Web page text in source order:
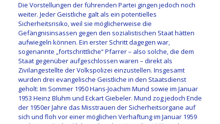
Die Vorstellungen der führenden Partei gingen jedoch noch
weiter. Jeder Geistliche galt als ein potentielles
Sicherheitsrisiko, weil sie möglicherweise die
Gefängnisinsassen gegen den sozialistischen Staat hätten
aufwiegeln können. Ein erster Schritt dagegen war,
sogenannte „fortschrittliche“ Pfarrer – also solche, die dem
Staat gegenüber aufgeschlossen waren – direkt als
Zivilangestellte der Volkspolizei einzustellen. Insgesamt
wurden drei evangelische Geistliche in den Staatsdienst
geholt: Im Sommer 1950 Hans-Joachim Mund sowie im Januar
1953 Heinz Bluhm und Eckart Giebeler. Mund zog jedoch Ende
der 1950er Jahre das Misstrauen der Sicherheitsorgane auf
sich und floh vor einer möglichen Verhaftung im Januar 1959